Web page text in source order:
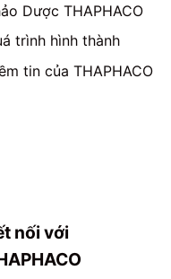
Dược THAPHACO
trình hình thành
tin của THAPHACO
nối với